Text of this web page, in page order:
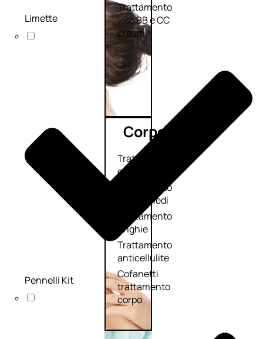
Trattamento
viso BB e CC
cream
Corpo
Trattamento
corpo
Trattamento
mani e piedi
Trattamento
unghie
Trattamento
anticellulite
Cofanetti
trattamento
corpo
Limette
Pennelli Kit